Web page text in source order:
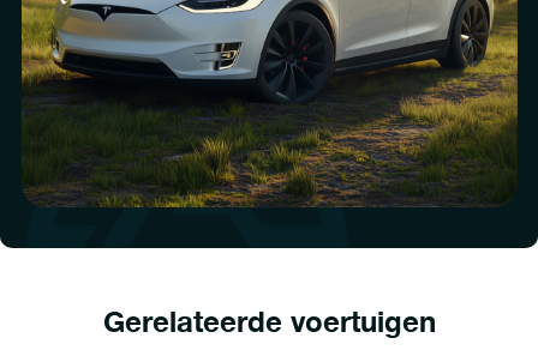
Gerelateerde voertuigen